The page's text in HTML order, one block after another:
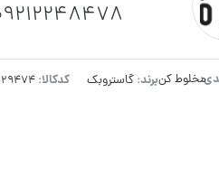
مخلوط کنبرند: گاستروبک کدکالا: